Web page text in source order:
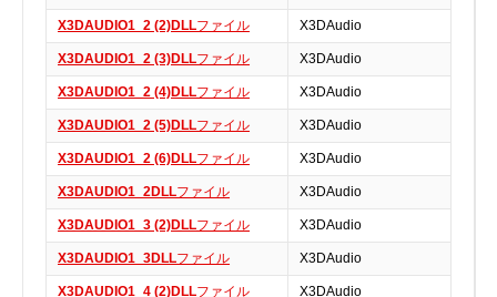
ディスクイメージファイル
暗号化されたファイル
実行ファイル
フォントファイル
ページレイアウトファイル
その他のファイル
プラグインファイル
X3DAUDIO1_2 (2)DLLファイル X3DAudio
X3DAUDIO1_2 (3)DLLファイル X3DAudio
X3DAUDIO1_2 (4)DLLファイル X3DAudio
X3DAUDIO1_2 (5)DLLファイル X3DAudio
X3DAUDIO1_2 (6)DLLファイル X3DAudio
X3DAUDIO1_2DLLファイル X3DAudio
X3DAUDIO1_3 (2)DLLファイル X3DAudio
X3DAUDIO1_3DLLファイル X3DAudio
X3DAUDIO1_4 (2)DLLファイル X3DAudio